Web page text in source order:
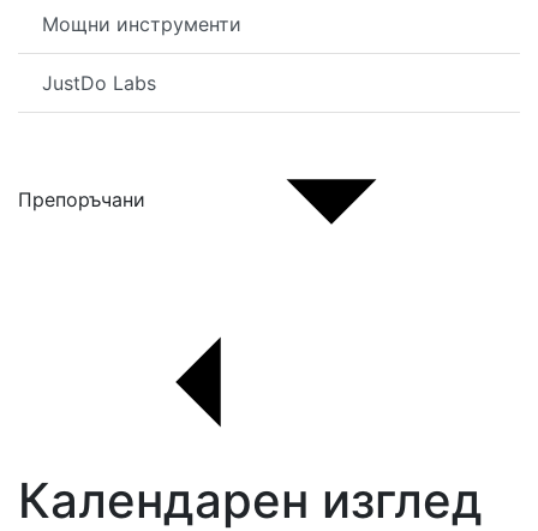
Мощни инструменти
JustDo Labs
Препоръчани
Календарен изглед